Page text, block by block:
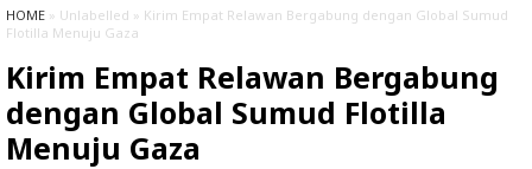
HOME » Unlabelled » Kirim Empat Relawan Bergabung dengan Global Sumud
Flotilla Menuju Gaza
Kirim Empat Relawan Bergabung
dengan Global Sumud Flotilla
Menuju Gaza